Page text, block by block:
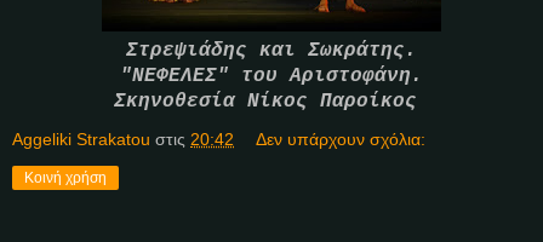
Στρεψιάδης και Σωκράτης.
"ΝΕΦΕΛΕΣ" τουΑριστοφάνη.
Σκηνοθεσία Νίκος Παροίκος
Aggeliki Strakatou στις 20:42 Δεν υπάρχουν σχόλια:
Κοινή χρήση